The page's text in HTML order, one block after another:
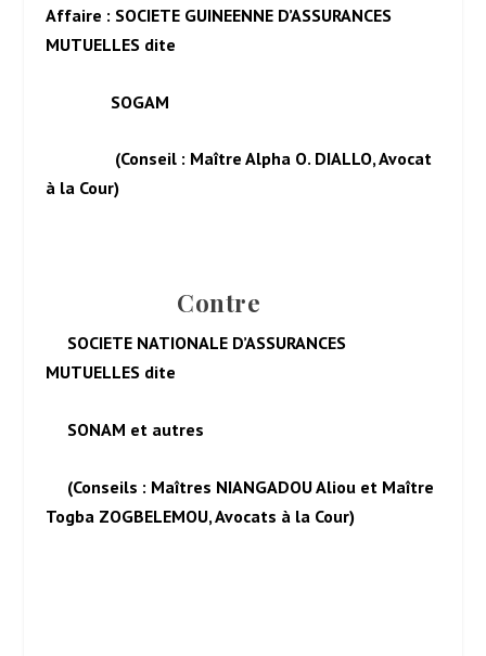
Affaire : SOCIETE GUINEENNE D’ASSURANCES
MUTUELLES dite
SOGAM
(Conseil : Maître Alpha O. DIALLO, Avocat
à la Cour)
Contre
SOCIETE NATIONALE D’ASSURANCES
MUTUELLES dite
SONAM et autres
(Conseils : Maîtres NIANGADOU Aliou et Maître
Togba ZOGBELEMOU, Avocats à la Cour)